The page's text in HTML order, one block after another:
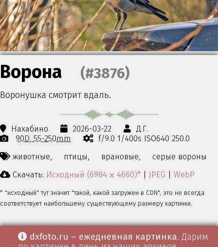
Ворона (#3876)
Воронушка смотрит вдаль.
Нахабино 2026-03-22
Д.Г.
90D 55-250mm
f/9.0 1/400s ISO640 250.0
животные,
птицы, врановые,
серые вороны
Скачать: Исходный (6984 ⨉ 4660)* | JPEG | WebP
* "исходный" тут значит "такой, какой загружен в CDN", это не всегда
соответствует наибольшему существующему размеру картинки.
dxfoto.ru – ежедневная картинка. Дарим